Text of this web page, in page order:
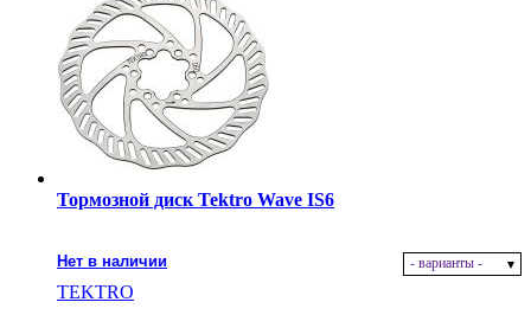
Тормозной диск Tektro Wave IS6
Нет в наличии - варианты -
TEKTRO